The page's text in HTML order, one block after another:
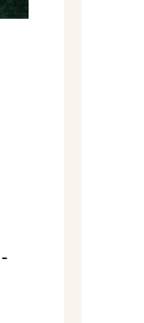
-